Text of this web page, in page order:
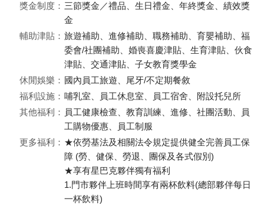
獎金制度： 三節獎金／禮品、生日禮金、年終獎金、績效獎
金
輔助津貼： 旅遊補助、進修補助、職務補助、育嬰補助、福
委會/社團補助、婚喪喜慶津貼、生育津貼、伙食
津貼、交通津貼、子女教育獎學金
休閒娛樂： 國內員工旅遊、尾牙/不定期餐敘
福利設施： 哺乳室、員工休息室、員工宿舍、附設托兒所
其他福利： 員工健康檢查、教育訓練、進修、社團活動、員
工購物優惠、員工制服
更多福利： ★依勞基法及相關法令規定提供健全完善員工保
障 (勞、健保、勞退、團保及各式假別)
★享有星巴克夥伴獨有福利
1.門市夥伴上班時間享有兩杯飲料(總部夥伴每日
一杯飲料)